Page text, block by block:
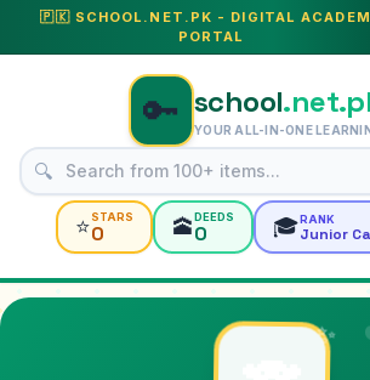
🇵🇰 SCHOOL.NET.PK - DIGITAL
PORTAL
🔑 school
YOUR ALL-IN-ONE
🔍
⭐STARS
0 🕋DEEDS
0 🎓RANK
Junior
✨